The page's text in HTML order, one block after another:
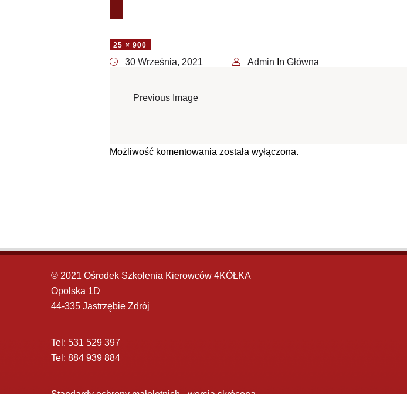
25 × 900
30 Września, 2021 Admin In Główna
Previous Image
Możliwość komentowania została wyłączona.
© 2021 Ośrodek Szkolenia Kierowców 4KÓŁKA
Opolska 1D
44-335 Jastrzębie Zdrój
Tel: 531 529 397
Tel: 884 939 884
Standardy ochrony małoletnich - wersja skrócona